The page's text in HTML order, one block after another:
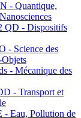
- Quantique,
- Dispositifs
- Science des
- Mécanique des
- Transport et
Eau, Pollution de